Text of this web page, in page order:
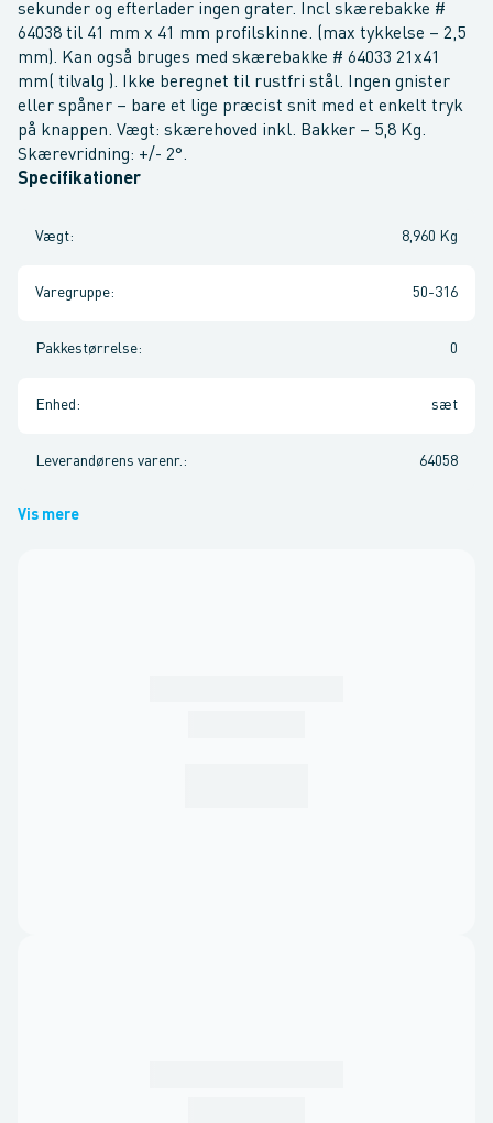
sekunder og efterlader ingen grater. Incl skærebakke #
64038 til 41 mm x 41 mm profilskinne. (max tykkelse – 2,5
mm). Kan også bruges med skærebakke # 64033 21x41
mm( tilvalg ). Ikke beregnet til rustfri stål. Ingen gnister
eller spåner – bare et lige præcist snit med et enkelt tryk
på knappen. Vægt: skærehoved inkl. Bakker – 5,8 Kg.
Skærevridning: +/- 2°.
Specifikationer
Vægt: 8,960 Kg
Varegruppe: 50-316
Pakkestørrelse: 0
Enhed : sæt
Leverandørens varenr. : 64058
Vis mere